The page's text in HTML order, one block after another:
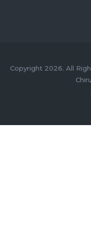
Copyright 2026. All